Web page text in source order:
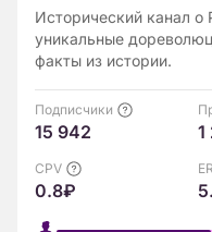
Исторический канал
уникальные
факты из истории.
Подписчики
15 942 1
CPV
0.8₽
ER